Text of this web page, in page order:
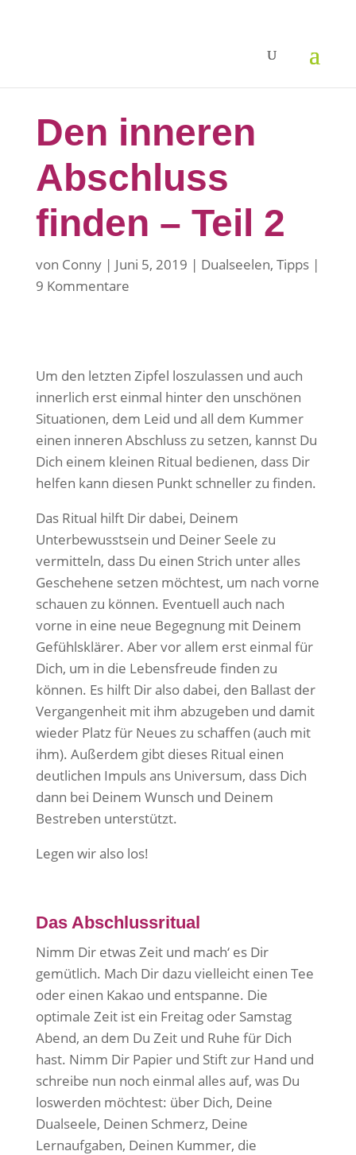
Den inneren
Abschluss
finden – Teil 2
von Conny Juni 5, 2019 Dualseelen, Tipps
9 Kommentare
Um den letzten Zipfel loszulassen und auch
innerlich erst einmal hinter den unschönen
Situationen, dem Leid und all dem Kummer
einen inneren Abschluss zu setzen, kannst Du
Dich einem kleinen Ritual bedienen, dass Dir
helfen kann diesen Punkt schneller zu finden.
Das Ritual hilft Dir dabei, Deinem
Unterbewusstsein und Deiner Seele zu
vermitteln, dass Du einen Strich unter alles
Geschehene setzen möchtest, um nach vorne
schauen zu können. Eventuell auch nach
vorne in eine neue Begegnung mit Deinem
Gefühlsklärer. Aber vor allem erst einmal für
Dich, um in die Lebensfreude finden zu
können. Es hilft Dir also dabei, den Ballast der
Vergangenheit mit ihm abzugeben und damit
wieder Platz für Neues zu schaffen (auch mit
ihm). Außerdem gibt dieses Ritual einen
deutlichen Impuls ans Universum, dass Dich
dann bei Deinem Wunsch und Deinem
Bestreben unterstützt.
Legen wir also los!
Das Abschlussritual
Nimm Dir etwas Zeit und mach‘ es Dir
gemütlich. Mach Dir dazu vielleicht einen Tee
oder einen Kakao und entspanne. Die
optimale Zeit ist ein Freitag oder Samstag
Abend, an dem Du Zeit und Ruhe für Dich
hast. Nimm Dir Papier und Stift zur Hand und
schreibe nun noch einmal alles auf, was Du
loswerden möchtest: über Dich, Deine
Dualseele, Deinen Schmerz, Deine
Lernaufgaben, Deinen Kummer, die